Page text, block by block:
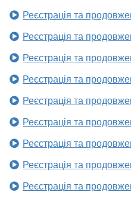
Реєстрація та
Реєстрація та
Реєстрація та
Реєстрація та
Реєстрація та
Реєстрація та
Реєстрація та
Реєстрація та
Реєстрація та